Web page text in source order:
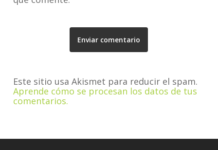
Este sitio usa Akismet para reducir el spam.
Aprende cómo se procesan los datos de tus
comentarios.